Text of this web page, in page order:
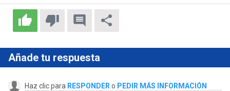
Añade tu respuesta
Haz clic para RESPONDER o PEDIR MÁS INFORMACIÓN